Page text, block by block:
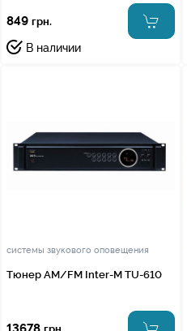
849 грн.
В наличии
системы звукового оповещения
Тюнер AM/FM Inter-M TU-610
грн.